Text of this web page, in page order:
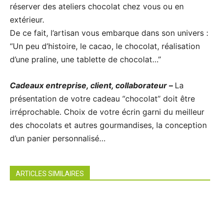
réserver des ateliers chocolat chez vous ou en
extérieur.
De ce fait, l’artisan vous embarque dans son univers :
“Un peu d’histoire, le cacao, le chocolat, réalisation
d’une praline, une tablette de chocolat…”
Cadeaux entreprise, client, collaborateur – La
présentation de votre cadeau “chocolat” doit être
irréprochable. Choix de votre écrin garni du meilleur
des chocolats et autres gourmandises, la conception
d’un panier personnalisé…
ARTICLES SIMILAIRES